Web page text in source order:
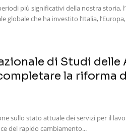
più significativi della nostra storia,
globale che ha investito l’Italia,
di Studi delle
la riforma
sullo stato attuale dei servizi per il
del rapido cambiamento...